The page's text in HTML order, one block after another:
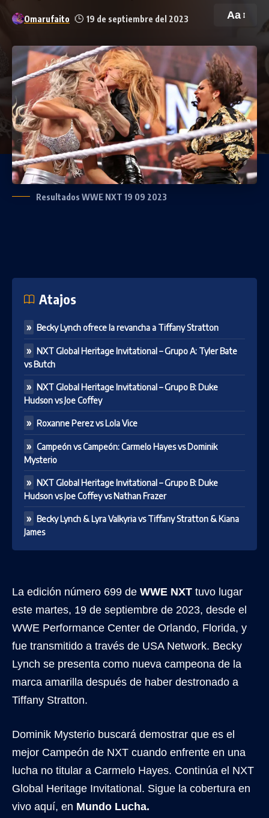
Omarufaito 19 de septiembre del 2023 Aa
Resultados WWE NXT 19 09 2023
Atajos
Becky Lynch ofrece la revancha a Tiffany Stratton
NXT Global Heritage Invitational – Grupo A: Tyler Bate
vs Butch
NXT Global Heritage Invitational – Grupo B: Duke
Hudson vs Joe Coffey
Roxanne Perez vs Lola Vice
Campeón vs Campeón: Carmelo Hayes vs Dominik
Mysterio
NXT Global Heritage Invitational – Grupo B: Duke
Hudson vs Joe Coffey vs Nathan Frazer
Becky Lynch & Lyra Valkyria vs Tiffany Stratton & Kiana
James
La edición número 699 de WWE NXT tuvo lugar
este martes, 19 de septiembre de 2023, desde el
WWE Performance Center de Orlando, Florida, y
fue transmitido a través de USA Network. Becky
Lynch se presenta como nueva campeona de la
marca amarilla después de haber destronado a
Tiffany Stratton.
Dominik Mysterio buscará demostrar que es el
mejor Campeón de NXT cuando enfrente en una
lucha no titular a Carmelo Hayes. Continúa el NXT
Global Heritage Invitational. Sigue la cobertura en
vivo aquí, en Mundo Lucha.